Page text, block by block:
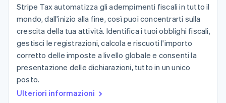
Link
Pagamento
accelerato
Financial
Connections
Conti finanziari
collegati
Ospitalità, viaggi e
tempo libero
Assicurazione
Media e
intrattenimento
Organizzazioni non
profit
Servizi professionali
Commercio al dettaglio
Risorse
Integrazioni app
Esempi di codice
Blog per sviluppatori
Stato dell'API
Contattaci
Diventa nostro partner
Stripe Tax automatizza gli adempimenti fiscali in tutto il
mondo, dall'inizio alla fine, così puoi concentrarti sulla
crescita della tua attività. Identifica i tuoi obblighi fiscali,
gestisci le registrazioni, calcola e riscuoti l'importo
corretto delle imposte a livello globale e consenti la
presentazione delle dichiarazioni, tutto in un unico
posto.
Ulteriori informazioni